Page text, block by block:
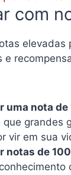
com
elevadas
e
uma nota de
que grandes
vir em sua
notas de 100